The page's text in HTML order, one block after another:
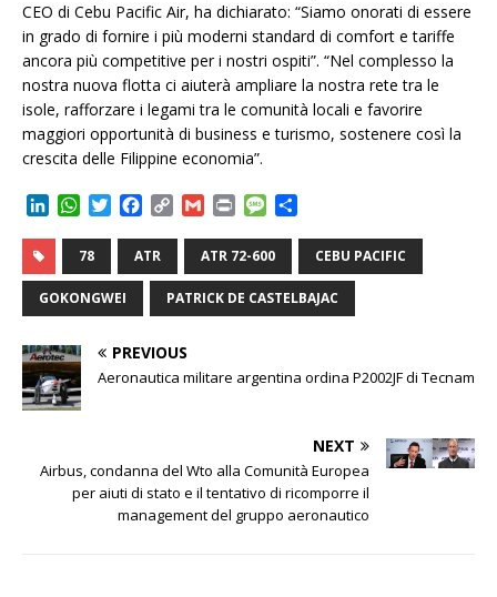
CEO di Cebu Pacific Air, ha dichiarato: “Siamo onorati di essere
in grado di fornire i più moderni standard di comfort e tariffe
ancora più competitive per i nostri ospiti”. “Nel complesso la
nostra nuova flotta ci aiuterà ampliare la nostra rete tra le
isole, rafforzare i legami tra le comunità locali e favorire
maggiori opportunità di business e turismo, sostenere così la
crescita delle Filippine economia”.
k
e
d
n
W
a
t
s
A
p
T
t
t
e
c
e
o
k
C
y
L
i
k
G
a
i
l
P
i
n
t
M
s
s
a
g
d
i
v
i
78 ATR ATR 72-600 CEBU PACIFIC
GOKONGWEI PATRICK DE CASTELBAJAC
PREVIOUS
Aeronautica militare argentina ordina P2002JF di Tecnam
NEXT
Airbus, condanna del Wto alla Comunità Europea
per aiuti di stato e il tentativo di ricomporre il
management del gruppo aeronautico